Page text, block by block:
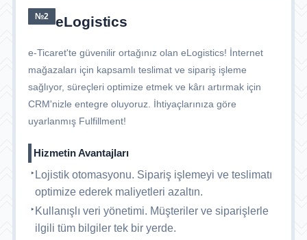
№2 eLogistics
e-Ticaret'te güvenilir ortağınız olan eLogistics! İnternet
mağazaları için kapsamlı teslimat ve sipariş işleme
sağlıyor, süreçleri optimize etmek ve kârı artırmak için
CRM'nizle entegre oluyoruz. İhtiyaçlarınıza göre
uyarlanmış Fulfillment!
Hizmetin Avantajları
Lojistik otomasyonu. Sipariş işlemeyi ve teslimatı
optimize ederek maliyetleri azaltın.
Kullanışlı veri yönetimi. Müşteriler ve siparişlerle
ilgili tüm bilgiler tek bir yerde.